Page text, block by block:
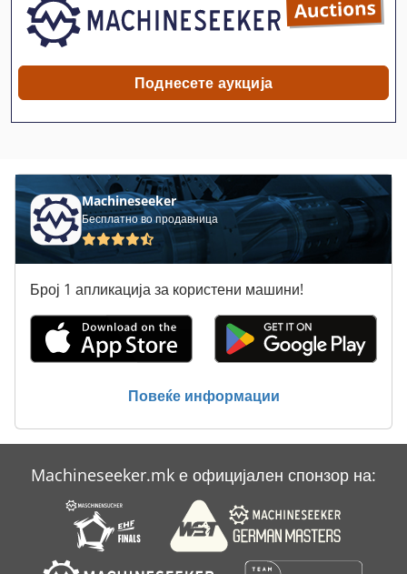
Поднесете аукција
Machineseeker
Бесплатно во продавница
Број 1 апликација за користени машини!
Повеќе информации
Machineseeker.mk е официјален спонзор на: